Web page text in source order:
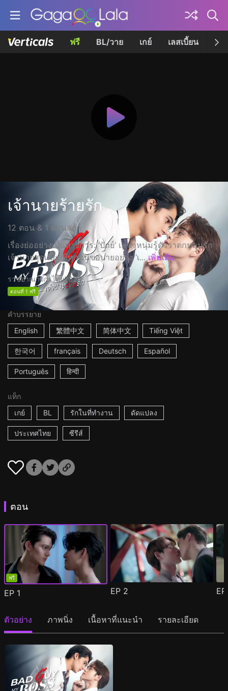
ฟรี BL/วาย เกย์ เลสเบี้ยน เค
เจ้านายร้ายรัก
12 ตอน & 1 ตอนแยก
เรื่องย่ออย่างเป็นทางการ: ‘ปัถย์’ เลขาหนุ่มรู้ตัวว่าตกหลุมรัก
เจ้านายสุดเนี๊ยบที่ทุกคนขอบายอย่าง ‘เ... เพิ่มเติม
ราชอาณาจักรไทย2024
ตอนที่ 1 ฟรี
คำบรรยาย
English
繁體中文 简体中文 Tiếng Việt
한국어 français Deutsch Español
Português हिन्दी
แท็ก
เกย์
BL รักในที่ทำงาน ดัดแปลง
ประเทศไทย ซีรีส์
ตอน
ฟรี
EP 1 EP 2
ตัวอย่าง ภาพนิ่ง เนื้อหาที่แนะนำ รายละเอียด